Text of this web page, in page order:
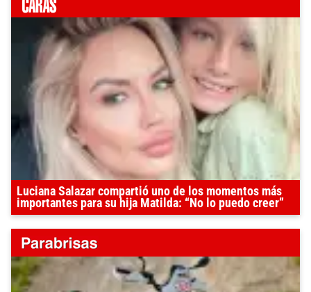
Luciana Salazar compartió uno de los momentos más
importantes para su hija Matilda: “No lo puedo creer”